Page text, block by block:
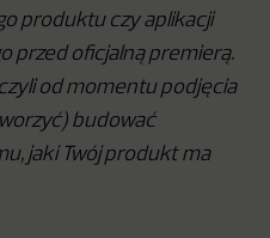
produktu czy aplikacji
przed oficjalną premierą.
od momentu podjęcia
budować
jaki Twój produkt ma